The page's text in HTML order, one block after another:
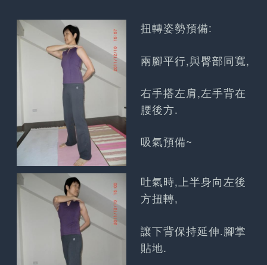
扭轉姿勢預備:
兩腳平行,與臀部同寬,
右手搭左肩,左手背在
腰後方.
吸氣預備~
吐氣時,上半身向左後
方扭轉,
讓下背保持延伸.腳掌
貼地.